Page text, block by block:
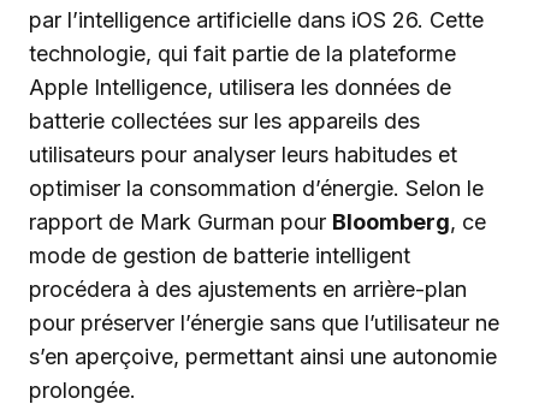
par l’intelligence artificielle dans iOS 26. Cette
technologie, qui fait partie de la plateforme
Apple Intelligence, utilisera les données de
batterie collectées sur les appareils des
utilisateurs pour analyser leurs habitudes et
optimiser la consommation d’énergie. Selon le
rapport de Mark Gurman pour Bloomberg, ce
mode de gestion de batterie intelligent
procédera à des ajustements en arrière-plan
pour préserver l’énergie sans que l’utilisateur ne
s’en aperçoive, permettant ainsi une autonomie
prolongée.